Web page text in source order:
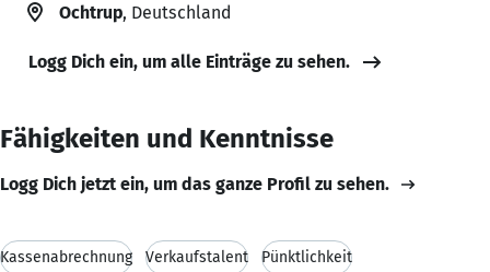
Ochtrup, Deutschland
Logg Dich ein, um alle Einträge zu sehen.
Fähigkeiten und Kenntnisse
Logg Dich jetzt ein, um das ganze Profil zu sehen.
Kassenabrechnung Verkaufstalent Pünktlichkeit